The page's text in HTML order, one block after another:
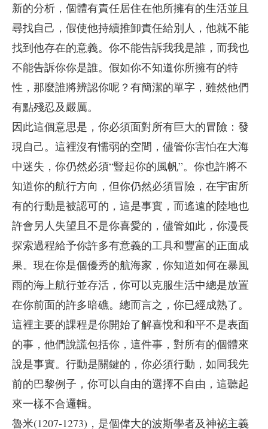
新的分析，個體有責任居住在他所擁有的生活並且
尋找自己，假使他持續推卸責任給別人，他就不能
找到他存在的意義。你不能告訴我我是誰，而我也
不能告訴你你是誰。假如你不知道你所擁有的特
性，那麼誰將辨認你呢？有簡潔的單字，雖然他們
有點殘忍及嚴厲。
因此這個意思是，你必須面對所有巨大的冒險：發
現自己。這裡沒有懦弱的空間，儘管你害怕在大海
中迷失，你仍然必須“豎起你的風帆”。你也許將不
知道你的航行方向，但你仍然必須冒險，在宇宙所
有的行動是被認可的，這是事實，而遙遠的陸地也
許會另人失望且不是你喜愛的，儘管如此，你漫長
探索過程給予你許多有意義的工具和豐富的正面成
果。現在你是個優秀的航海家，你知道如何在暴風
雨的海上航行並存活，你可以克服生活中總是放置
在你前面的許多暗礁。總而言之，你已經成熟了。
這裡主要的課程是你開始了解喜悅和和平不是表面
的事，他們說謊包括你，這件事，對所有的個體來
說是事實。行動是關鍵的，你必須行動，如同我先
前的巴黎例子，你可以自由的選擇不自由，這聽起
來一樣不合邏輯。
魯米(1207-1273)，是個偉大的波斯學者及神袐主義